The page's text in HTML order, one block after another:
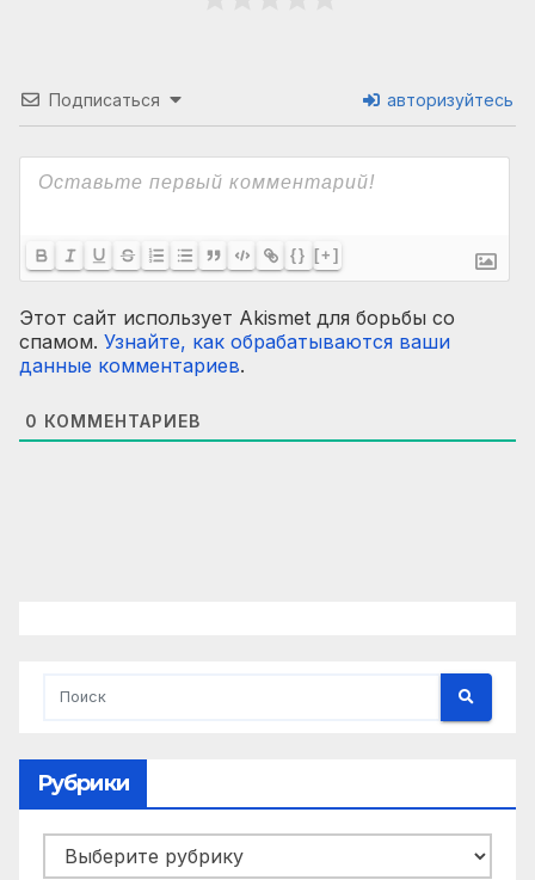
Подписаться авторизуйтесь
{} [+]
Этот сайт использует Akismet для борьбы со
спамом. Узнайте, как обрабатываются ваши
данные комментариев.
0 КОММЕНТАРИЕВ
Рубрики
Рубрики